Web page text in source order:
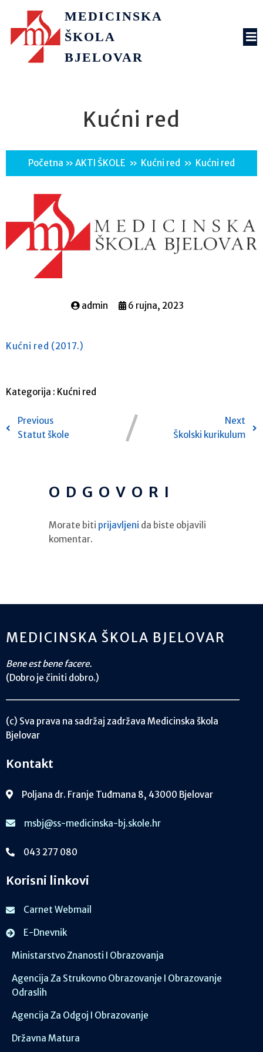
MEDICINSKA
ŠKOLA
BJELOVAR
Kućni red
Početna » AKTI ŠKOLE » Kućni red » Kućni red
admin 6 rujna, 2023
Kućni red (2017.)
Kategorija : Kućni red
Previous
Statut škole
Next
Školski kurikulum
ODGOVORI
Morate biti prijavljeni da biste objavili
komentar.
MEDICINSKA ŠKOLA BJELOVAR
Bene est bene facere.
(Dobro je činiti dobro.)
(c) Sva prava na sadržaj zadržava Medicinska škola
Bjelovar
Kontakt
Poljana dr. Franje Tuđmana 8, 43000 Bjelovar
msbj@ss-medicinska-bj.skole.hr
043 277 080
Korisni linkovi
Carnet Webmail
E-Dnevnik
Ministarstvo Znanosti I Obrazovanja
Agencija Za Strukovno Obrazovanje I Obrazovanje
Odraslih
Agencija Za Odgoj I Obrazovanje
Državna Matura